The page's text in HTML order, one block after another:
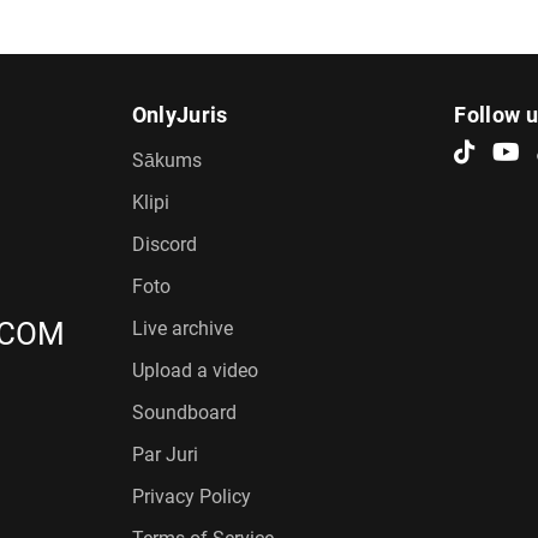
OnlyJuris
Sākums
Klipi
Discord
Foto
Live archive
Upload a video
Soundboard
Par Juri
Privacy Policy
Follow